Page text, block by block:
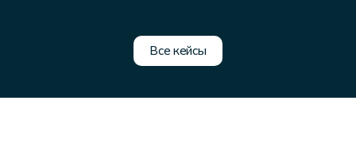
Все кейсы